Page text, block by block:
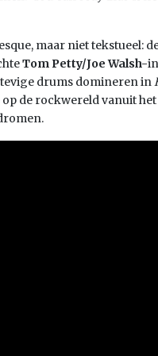
maar niet tekstueel:
Tom Petty/Joe Walsh-
drums domineren in
de rockwereld vanuit